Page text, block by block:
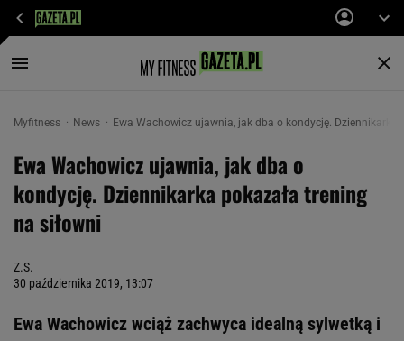
Myfitness News Ewa Wachowicz ujawnia, jak dba o kondycję. Dziennikarka
Ewa Wachowicz ujawnia, jak dba o
kondycję. Dziennikarka pokazała trening
na siłowni
Z.S.
30 października 2019, 13:07
Ewa Wachowicz wciąż zachwyca idealną sylwetką i